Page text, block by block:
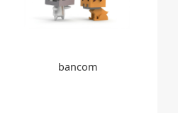
bancom